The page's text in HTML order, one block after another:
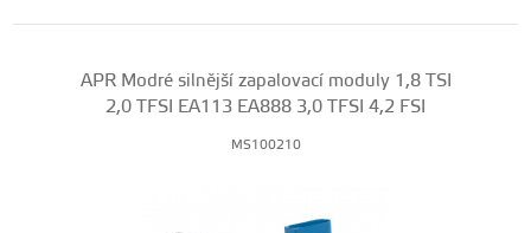
APR Modré silnější zapalovací moduly 1,8 TSI
2,0 TFSI EA113 EA888 3,0 TFSI 4,2 FSI
MS100210